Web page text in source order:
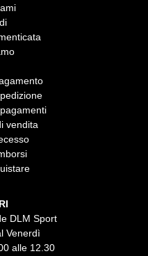
vendita
DLM Sport
Venerdì
alle 12.30